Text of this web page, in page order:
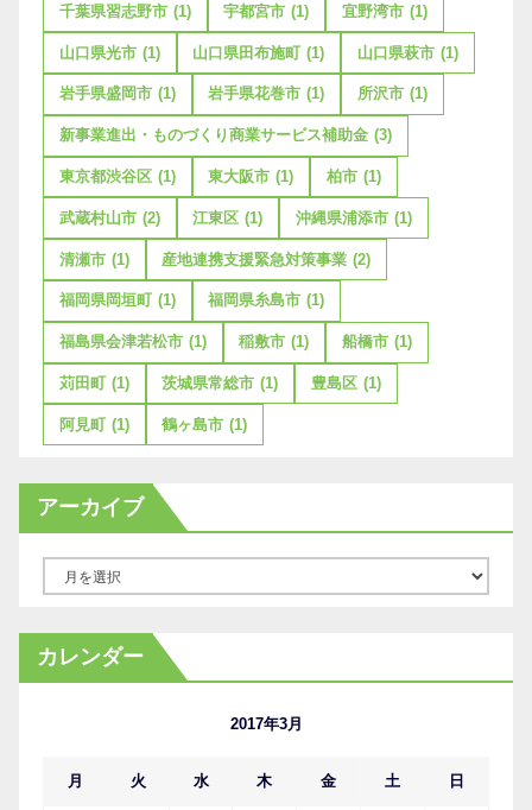
千葉県習志野市 (1) 宇都宮市 (1) 宜野湾市 (1)
山口県光市 (1) 山口県田布施町 (1) 山口県萩市 (1)
岩手県盛岡市 (1) 岩手県花巻市 (1) 所沢市 (1)
新事業進出・ものづくり商業サービス補助金 (3)
東京都渋谷区 (1) 東大阪市 (1) 柏市 (1)
武蔵村山市 (2) 江東区 (1) 沖縄県浦添市 (1)
清瀬市 (1) 産地連携支援緊急対策事業 (2)
福岡県岡垣町 (1) 福岡県糸島市 (1)
福島県会津若松市 (1) 稲敷市 (1) 船橋市 (1)
苅田町 (1) 茨城県常総市 (1) 豊島区 (1)
阿見町 (1) 鶴ヶ島市 (1)
アーカイブ
カ
イ
カレンダー
2017年3月
月 火 水 木 金 土 日